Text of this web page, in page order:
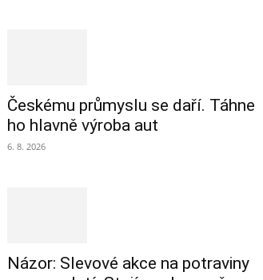
Českému průmyslu se daří. Táhne
ho hlavně výroba aut
6. 8. 2026
Názor: Slevové akce na potraviny